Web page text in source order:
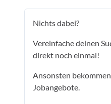
Nichts dabei?
Vereinfache deinen
direkt noch einmal!
Ansonsten
Jobangebote.